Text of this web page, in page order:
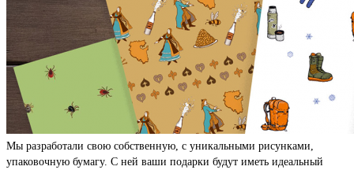
Мы разработали свою собственную, с уникальными рисунками,
упаковочную бумагу. С ней ваши подарки будут иметь идеальный